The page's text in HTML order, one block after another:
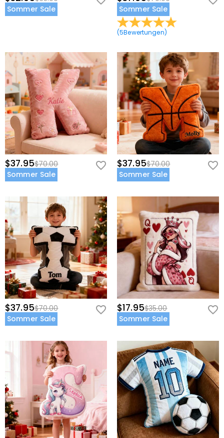
Sommer Sale
Sommer Sale
(5Bewertungen)
$37.95$70.00
Sommer Sale
$37.95$70.00
Sommer Sale
$37.95$70.00
Sommer Sale
$17.95$35.00
Sommer Sale